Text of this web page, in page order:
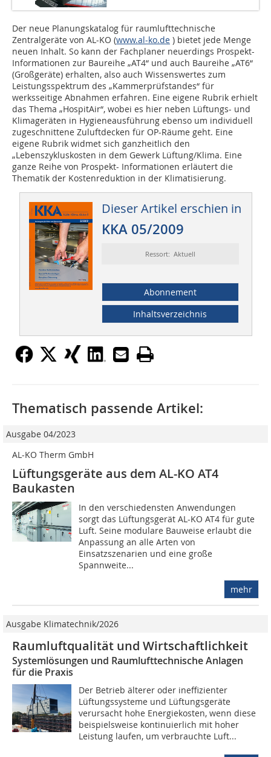
Der neue Planungskatalog für raumlufttechnische
Zentralgeräte von AL-KO (www.al-ko.de ) bietet jede Menge
neuen Inhalt. So kann der Fachplaner neuerdings Prospekt-
Informationen zur Baureihe „AT4“ und auch Baureihe „AT6“
(Großgeräte) erhalten, also auch Wissenswertes zum
Leistungsspektrum des „Kammerprüfstandes“ für
werksseitige Abnahmen erfahren. Eine eigene Rubrik erhielt
das Thema „HospitAir“, wobei es hier neben Lüftungs- und
Klimageräten in Hygieneausführung ebenso um individuell
zugeschnittene Zuluftdecken für OP-Räume geht. Eine
eigene Rubrik widmet sich ganzheitlich den
„Lebenszykluskosten in dem Gewerk Lüftung/Klima. Eine
ganze Reihe von Prospekt- Informationen erläutert die
Thematik der Kostenreduktion in der Klimatisierung.
Dieser Artikel erschien in
KKA 05/2009
Ressort: Aktuell
Abonnement
Inhaltsverzeichnis
Thematisch passende Artikel:
Ausgabe 04/2023
AL-KO Therm GmbH
Lüftungsgeräte aus dem AL-KO AT4
Baukasten
In den verschiedensten Anwendungen
sorgt das Lüftungsgerät AL-KO AT4 für gute
Luft. Seine modulare Bauweise erlaubt die
Anpassung an alle Arten von
Einsatzszenarien und eine große
Spannweite...
mehr
Ausgabe Klimatechnik/2026
Raumluftqualität und Wirtschaftlichkeit
Systemlösungen und Raumlufttechnische Anlagen
für die Praxis
Der Betrieb älterer oder ineffizienter
Lüftungssysteme und Lüftungsgeräte
verursacht hohe Energiekosten, wenn diese
beispielsweise kontinuierlich mit hoher
Leistung laufen, um verbrauchte Luft...